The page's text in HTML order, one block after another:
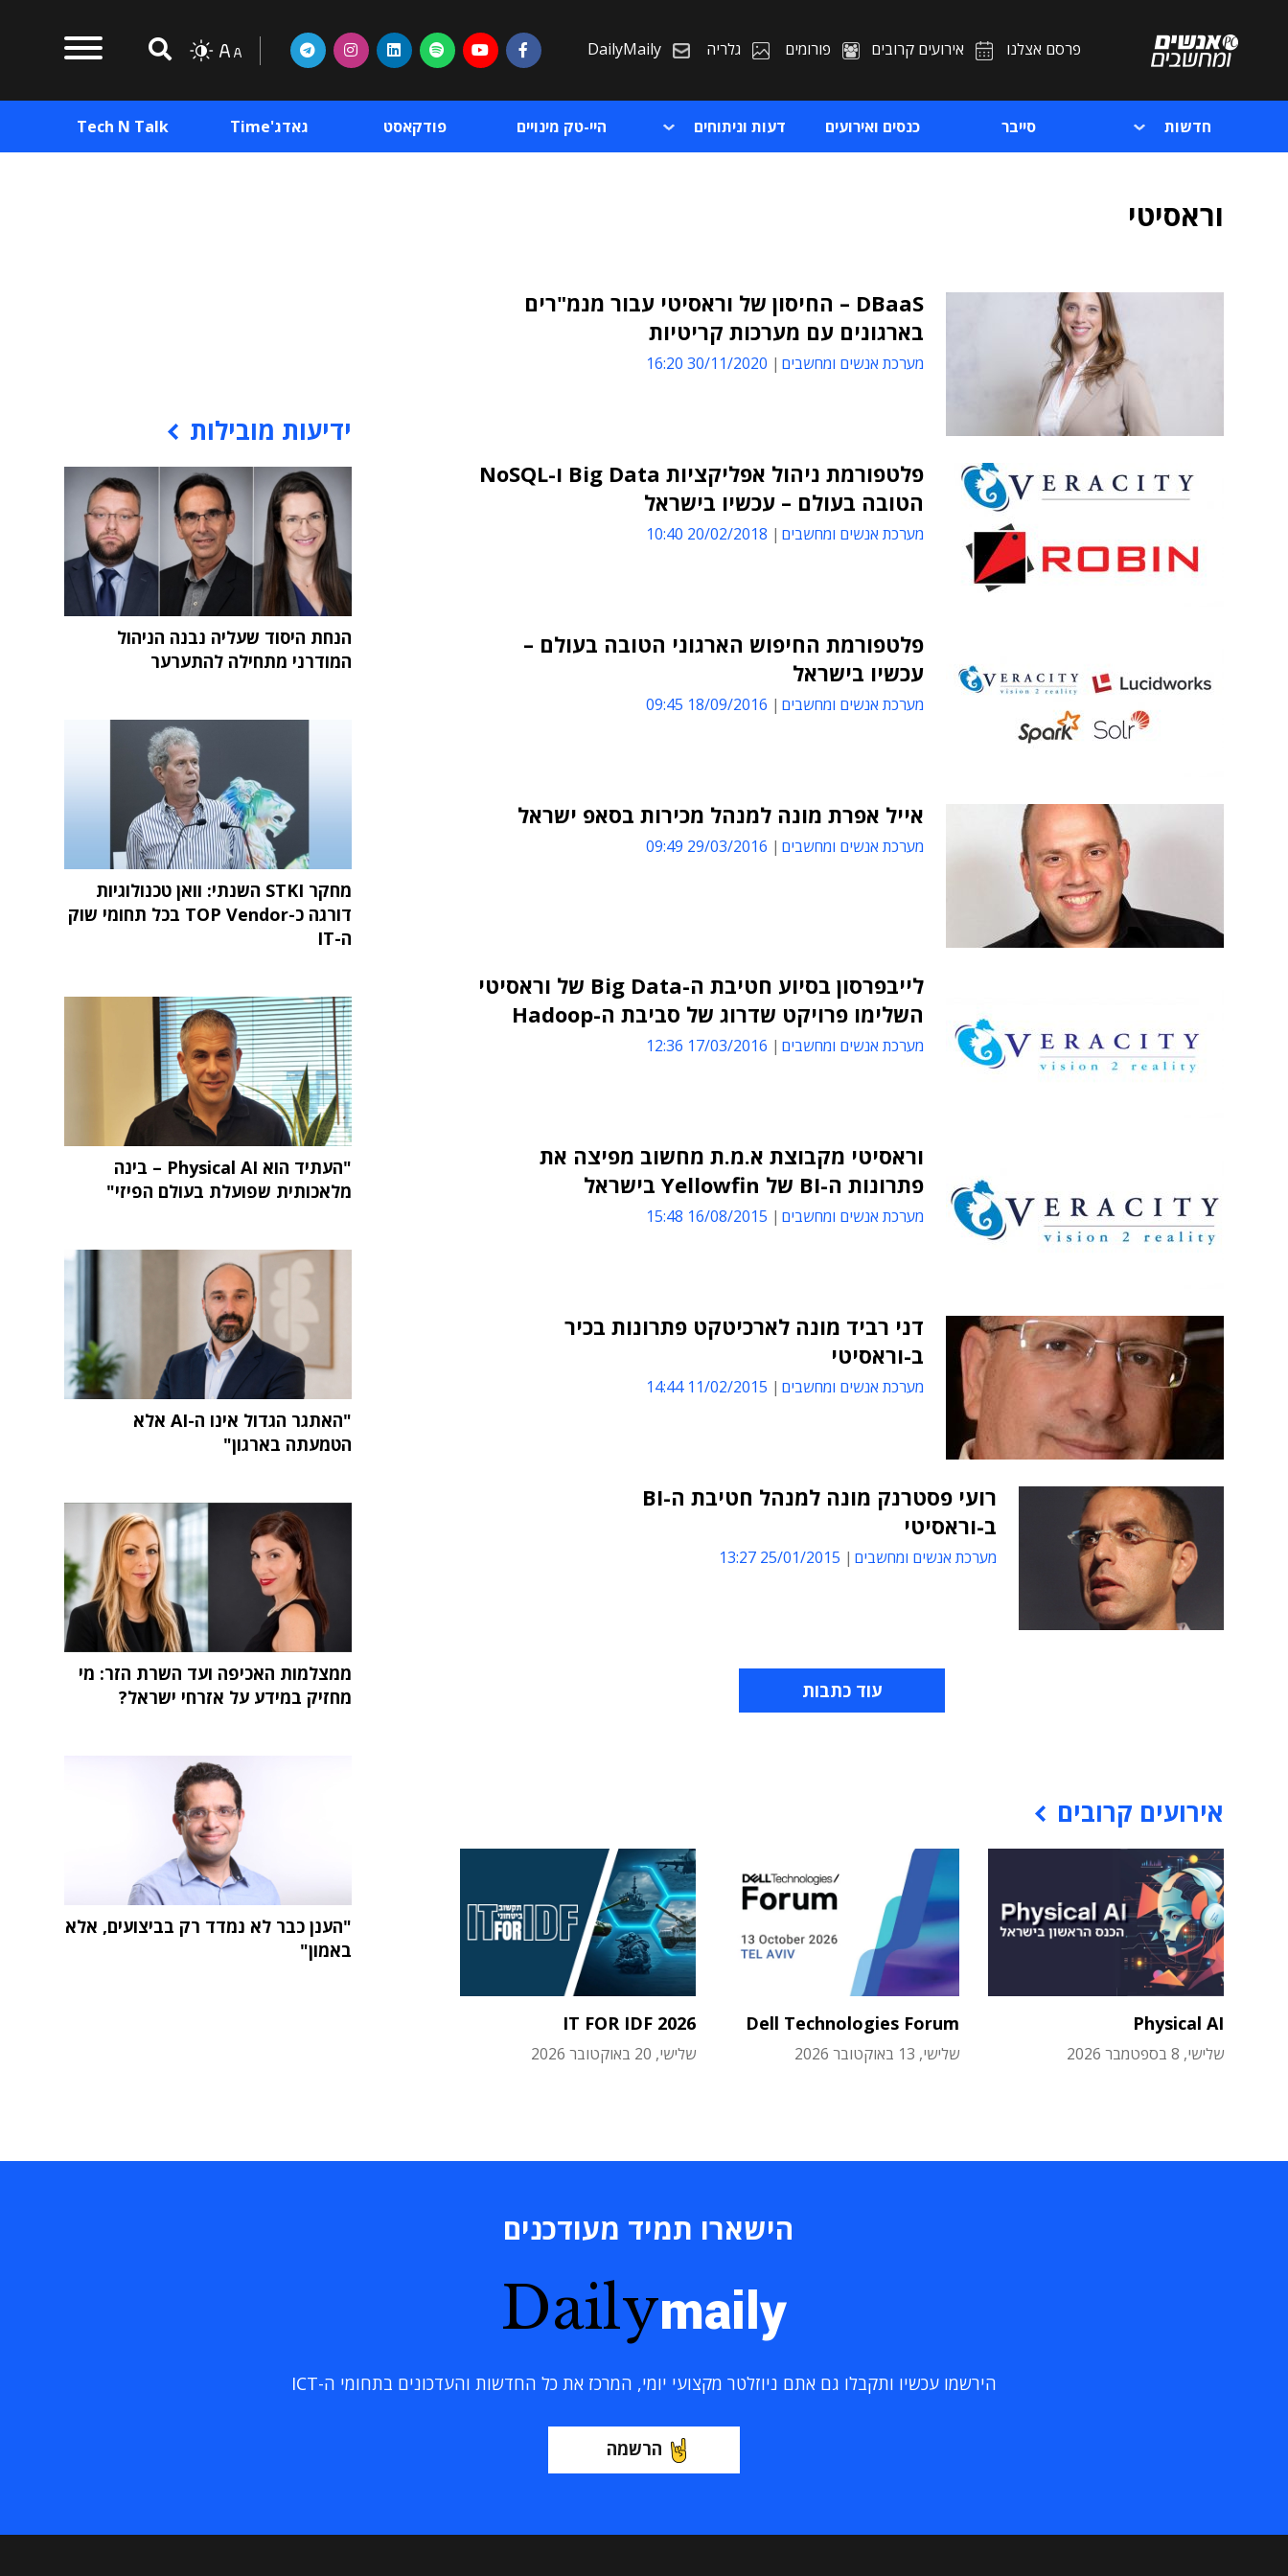
פרסם אצלנו אירועים קרובים פורומים גלריה DailyMaily
חדשות סייבר כנסים ואירועים דעות וניתוחים היי-טק מינויים פודקאסט גאדג'Time Tech N Talk
וראסיטי
DBaaS – החיסון של וראסיטי עבור מנמ"רים
בארגונים עם מערכות קריטיות
מערכת אנשים ומחשבים 30/11/2020 16:20
פלטפורמת ניהול אפליקציות Big Data ו-NoSQL
הטובה בעולם – עכשיו בישראל
מערכת אנשים ומחשבים 20/02/2018 10:40
פלטפורמת החיפוש הארגוני הטובה בעולם –
עכשיו בישראל
מערכת אנשים ומחשבים 18/09/2016 09:45
אייל אפרת מונה למנהל מכירות בסאפ ישראל
מערכת אנשים ומחשבים 29/03/2016 09:49
לייבפרסון בסיוע חטיבת ה-Big Data של וראסיטי
השלימו פרויקט שדרוג של סביבת ה-Hadoop
מערכת אנשים ומחשבים 17/03/2016 12:36
וראסיטי מקבוצת א.מ.ת מחשוב מפיצה את
פתרונות ה-BI של Yellowfin בישראל
מערכת אנשים ומחשבים 16/08/2015 15:48
דני רביד מונה לארכיטקט פתרונות בכיר
ב-וראסיטי
מערכת אנשים ומחשבים 11/02/2015 14:44
רועי פסטרנק מונה למנהל חטיבת ה-BI
ב-וראסיטי
מערכת אנשים ומחשבים 25/01/2015 13:27
עוד כתבות
אירועים קרובים
Physical AI
שלישי, 8 בספטמבר 2026
Dell Technologies Forum
שלישי, 13 באוקטובר 2026
IT FOR IDF 2026
שלישי, 20 באוקטובר 2026
ידיעות מובילות
הנחת היסוד שעליה נבנה הניהול
המודרני מתחילה להתערער
מחקר STKI השנתי: וואן טכנולוגיות
דורגה כ-TOP Vendor בכל תחומי שוק
ה-IT
"העתיד הוא Physical AI – בינה
מלאכותית שפועלת בעולם הפיזי"
"האתגר הגדול אינו ה-AI אלא
הטמעתה בארגון"
ממצלמות האכיפה ועד השרת הזר: מי
מחזיק במידע על אזרחי ישראל?
"הענן כבר לא נמדד רק בביצועים, אלא
באמון"
הישארו תמיד מעודכנים
Dailymaily
הירשמו עכשיו ותקבלו גם אתם ניוזלטר מקצועי יומי, המרכז את כל החדשות והעדכונים בתחומי ה-ICT
הרשמה